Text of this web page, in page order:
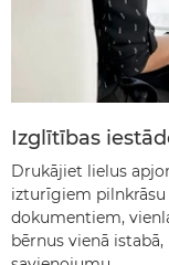
Izglītības
Drukājiet lielus
izturīgiem
dokumentiem,
bērnus vienā